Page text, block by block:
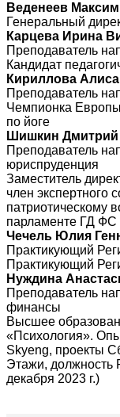
Веденеев
Генеральный
Карцева Ирина
Преподаватель
Кандидат
Кириллова
Преподаватель
Чемпионка
по йоге
Шишкин Дмитрий
Преподаватель
юриспруденция
Заместитель
член экспертного
патриотическому
парламенте ГД
Чечель Юлия
Практикующий
Практикующий
Нуждина
Преподаватель
финансы
Высшее
«Психология».
Skyeng, проекты
Этажи, должность
декабря 2023 г.)